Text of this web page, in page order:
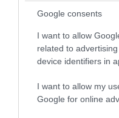
Google consents
I want to allow
related to
device identifiers in
I want to allow my
Google for online